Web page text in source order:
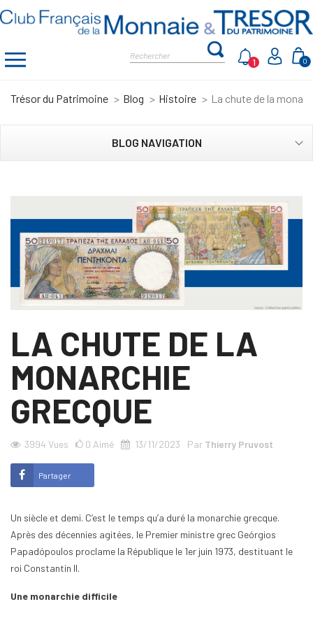
0
1
Trésor du Patrimoine Blog Histoire La chute de la
BLOG NAVIGATION
LA CHUTE DE LA
MONARCHIE
GRECQUE
3994 Vues 0 Aimé 13/11/2023 Par Thierry Pruvost
Partager
Un siècle et demi. C’est le temps qu’a duré la monarchie grecque.
Après des décennies agitées, le Premier ministre grec Geórgios
Papadópoulos proclame la République le 1er juin 1973, destituant le
roi Constantin II.
Une monarchie difficile